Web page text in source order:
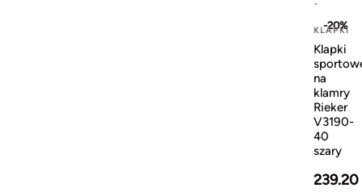
-20%
KLAPKI
Klapki
na
klamry
Rieker
V3190-
40
szary
239.20